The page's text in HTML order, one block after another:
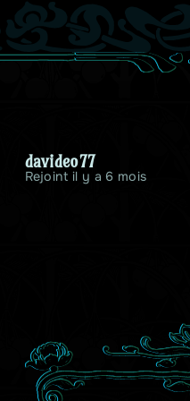
davideo77
Rejoint il y a 6 mois